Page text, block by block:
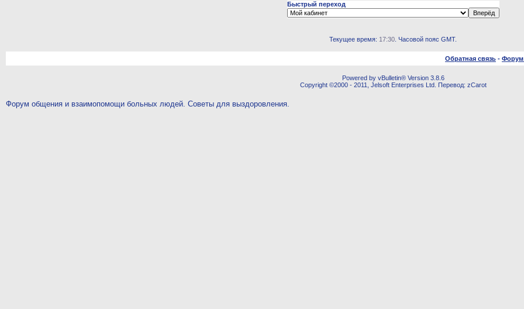
Быстрый переход
Текущее время: 17:30 . Часовой пояс GMT.
Обратная связь - Форум
Powered by vBulletin® Version 3.8.6
Copyright ©2000 - 2011, Jelsoft Enterprises Ltd. Перевод: zCarot
Форум общения и взаимопомощи больных людей. Советы для выздоровления.